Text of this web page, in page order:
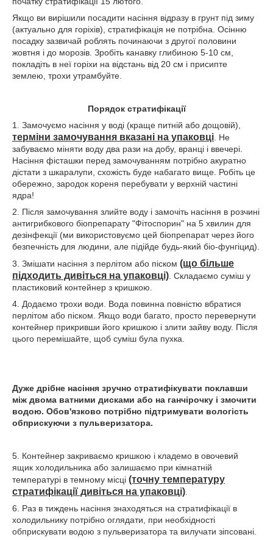
Якщо ви вирішили посадити насіння відразу в грунт під зиму
(актуально для горіхів), стратифікація не потрібна. Осінню
посадку зазвичай роблять починаючи з другої половини
жовтня і до морозів. Зробіть канавку глибиною 5-10 см,
покладіть в неї горіхи на відстань від 20 см і присипте
землею, трохи утрамбуйте.
Порядок стратифікації
1. Замочуємо насіння у воді (краще питній або дощовій),
терміни замочування вказані на упаковці . Не
забуваємо міняти воду два рази на добу, вранці і ввечері.
Насіння фісташки перед замочуванням потрібно акуратно
дістати з шкаралупи, схожість буде набагато вище. Робіть це
обережно, зародок кореня перебувати у верхній частині
ядра!
2. Після замочування злийте воду і замочіть насіння в розчині
антигрибкового біопрепарату "Фітоспорин" на 5 хвилин для
дезінфекції (ми використовуємо цей біопрепарат через його
безпечність для людини, але підійде будь-який біо-фунгіцид).
3. Змішати насіння з перлітом або піском (що більше
підходить дивіться на упаковці) . Складаємо суміш у
пластиковий контейнер з кришкою.
4. Додаємо трохи води. Вода повинна повністю вбратися
перлітом або піском. Якщо води багато, просто перевернути
контейнер прикривши його кришкою і злити зайву воду. Після
цього перемішайте, щоб суміш була пухка.
Дуже дрібне насіння зручно стратифікувати поклавши
між двома ватними дисками або на ганчірочку і змочити
водою. Обов'язково потрібно підтримувати вологість
обприскуючи з пульверизатора.
5. Контейнер закриваємо кришкою і кладемо в овочевий
ящик холодильника або залишаємо при кімнатній
температурі в темному місці (точну температуру
стратифікації дивіться на упаковці)
6. Раз в тиждень насіння знаходяться на стратифікації в
холодильнику потрібно оглядати, при необхідності
обприскувати водою з пульверизатора та вилучати зіпсовані.